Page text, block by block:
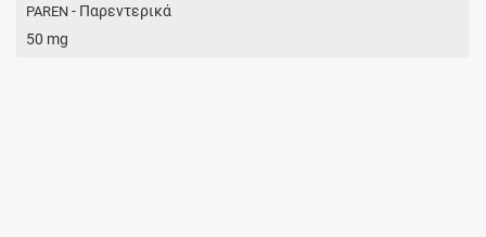
PAREN - Παρεντερικά
50 mg